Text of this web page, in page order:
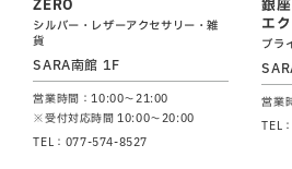
ZERO
シルバー・レザーアクセサリー・雑
貨
SARA南館 1F
営業時間：10:00～21:00
※受付対応時間 10:00～20:00
TEL：077-574-8527
銀
エ
ブラ
営業
TEL